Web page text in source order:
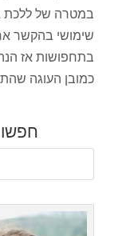
במטרה של ללכת
שימושי בהקשר
בתחפושות אז
כמובן העוגה